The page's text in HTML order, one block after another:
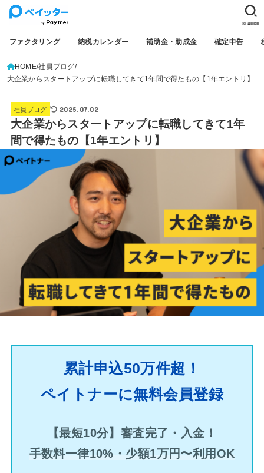
ファクタリング 納税カレンダー 補助金・助成金 確定申告
SEARCH
HOME 社員ブログ
大企業からスタートアップに転職してきて1年間で得たもの【1年エントリ】
社員ブログ 2025.07.02
大企業からスタートアップに転職してきて1年
間で得たもの【1年エントリ】
累計申込50万件超！
ペイトナーに無料会員登録
【最短10分】審査完了・入金！
手数料一律10%・少額1万円〜利用OK